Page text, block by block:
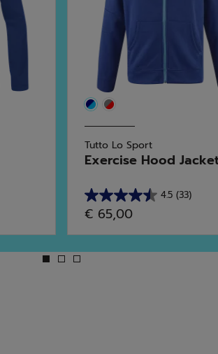
Tutto Lo Sport
Exercise Hood
4.5 (33)
4.5
su
5
stelle.
€ 65,00